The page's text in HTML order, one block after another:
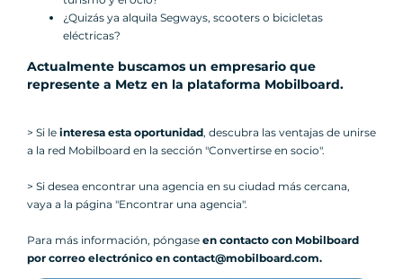
¿Quizás ya alquila Segways, scooters o bicicletas
eléctricas?
Actualmente buscamos un empresario que
represente a Metz en la plataforma Mobilboard.
> Si le interesa esta oportunidad, descubra las ventajas de unirse
a la red Mobilboard en la sección "Convertirse en socio".
> Si desea encontrar una agencia en su ciudad más cercana,
vaya a la página "Encontrar una agencia".
Para más información, póngase en contacto con Mobilboard
por correo electrónico en contact@mobilboard.com.